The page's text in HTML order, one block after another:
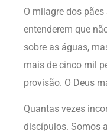
O milagre dos
entenderem que
sobre as águas,
mais de cinco mil
provisão. O Deus
Quantas vezes
discípulos. Somos